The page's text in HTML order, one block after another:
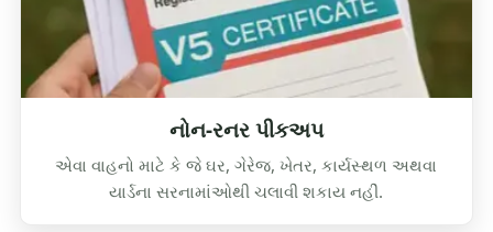
નોન-રનર પીકઅપ
એવા વાહનો માટે કે જે ઘર, ગેરેજ, ખેતર, કાર્યસ્થળ અથવા
યાર્ડના સરનામાંઓથી ચલાવી શકાય નહીં.